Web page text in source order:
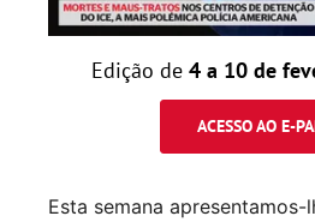
Edição de 4 a 10 de
ACESSO AO E-
Esta semana apresentamos-